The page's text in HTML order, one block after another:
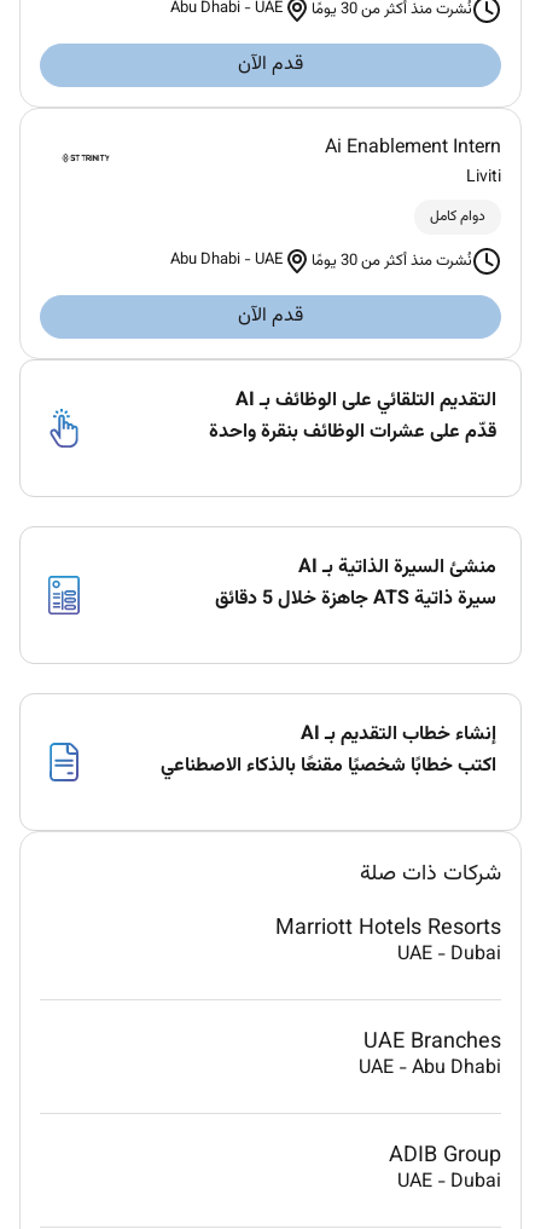
نُشرت منذ أكثر من 30 يومًا Abu Dhabi -UAE
قدم الآن
Ai Enablement Intern
Liviti
دوام كامل
نُشرت منذ أكثر من 30 يومًا Abu Dhabi -UAE
قدم الآن
التقديم التلقائي على الوظائف بـ AI
قدّم على عشرات الوظائف بنقرة واحدة
منشئ السيرة الذاتية بـ AI
سيرة ذاتية ATS جاهزة خلال 5 دقائق
إنشاء خطاب التقديم بـ AI
اكتب خطابًا شخصيًا مقنعًا بالذكاء الاصطناعي
شركات ذات صلة
Marriott Hotels Resorts
UAE - Dubai
UAE Branches
UAE -Abu Dhabi
ADIB Group
UAE - Dubai